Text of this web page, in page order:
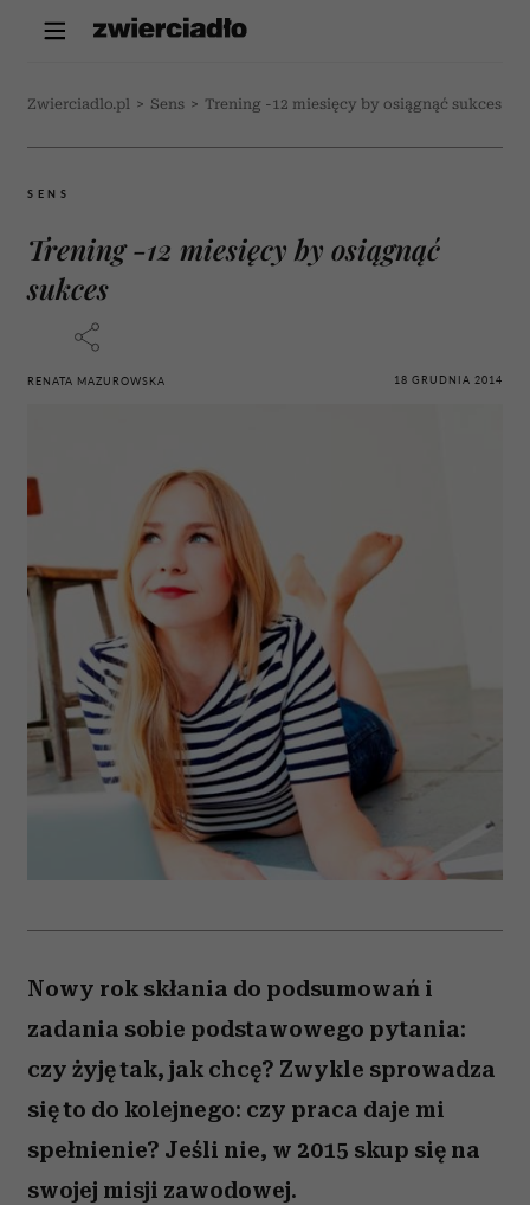
Zwierciadlo.pl > Sens > Trening -12 miesięcy by osiągnąć sukces
SENS
Trening -12 miesięcy by osiągnąć
sukces
RENATA MAZUROWSKA 18 GRUDNIA 2014
Nowy rok skłania do podsumowań i
zadania sobie podstawowego pytania:
czy żyję tak, jak chcę? Zwykle sprowadza
się to do kolejnego: czy praca daje mi
spełnienie? Jeśli nie, w 2015 skup się na
swojej misji zawodowej.